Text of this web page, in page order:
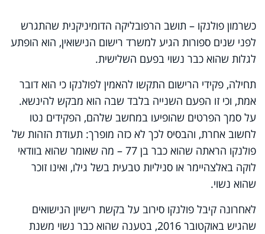
כשרמון פולנקו – תושב הרפובליקה הדומיניקנית שהתגרש
לפני שנים ספורות הגיע למשרד רישום הנישואין, הוא הופתע
לגלות שהוא כבר נשוי בפעם השלישית.
תחילה, פקידי הרישום התקשו להאמין לפולנקו כי הוא דובר
אמת, וכי זו הפעם השנייה בלבד שבה הוא מבקש להינשא.
על סמך הפרטים שהופיעו במחשב שלהם, הפקידים נטו
לחשוב אחרת, והבסיס לכך לא כזה מופרך: תעודת הזהות של
פולנקו הראתה שהוא כבר בן 77 – מה שאומר שהוא בוודאי
לוקה באלצהיימר או סניליות טבעית בשל גילו, ואינו זוכר
שהוא נשוי.
לאחרונה קיבל פולנקו סירוב על בקשת רישיון הנישואים
שהגיש באוקטובר 2016, בטענה שהוא כבר נשוי משנת